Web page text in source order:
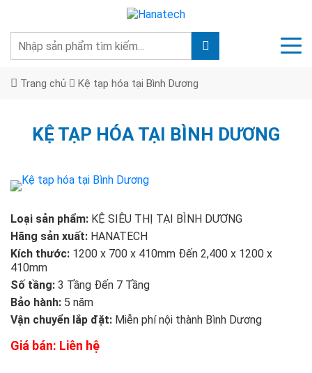
Trang chủ Kệ tạp hóa tại Bình Dương
KỆ TẠP HÓA TẠI BÌNH DƯƠNG
Loại sản phẩm: KỆ SIÊU THỊ TẠI BÌNH DƯƠNG
Hãng sản xuất: HANATECH
Kích thước: 1200 x 700 x 410mm Đến 2,400 x 1200 x
410mm
Số tầng: 3 Tầng Đến 7 Tầng
Bảo hành: 5 năm
Vận chuyển lắp đặt: Miễn phí nội thành Bình Dương
Giá bán: Liên hệ